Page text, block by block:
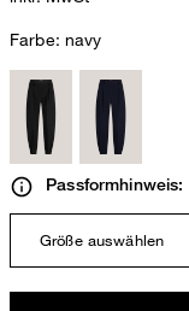
Farbe: navy
Passformhinweis:
Größe auswählen